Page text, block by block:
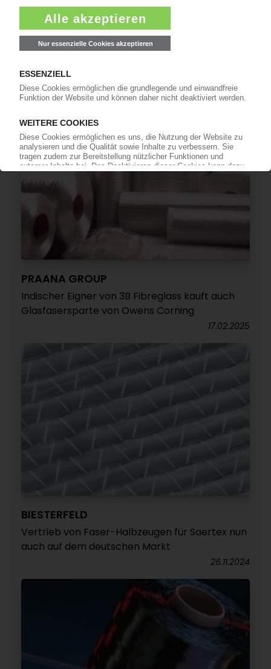
SGL CARBON
Drastischer Sparkurs und Stellenabbau im
Erwartungen haben sich nicht erfüllt“
19.02.2025
PRAANA GROUP
Indischer Eigner von 3B Fibreglass kauft auch
Glasfasersparte von Owens Corning
17.02.2025
BIESTERFELD
Vertrieb von Faser-Halbzeugen für Saertex nun
auch auf dem deutschen Markt
26.11.2024